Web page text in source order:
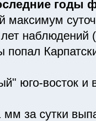
годы
максимум
наблюдений
попал
юго-восток и
мм за сутки